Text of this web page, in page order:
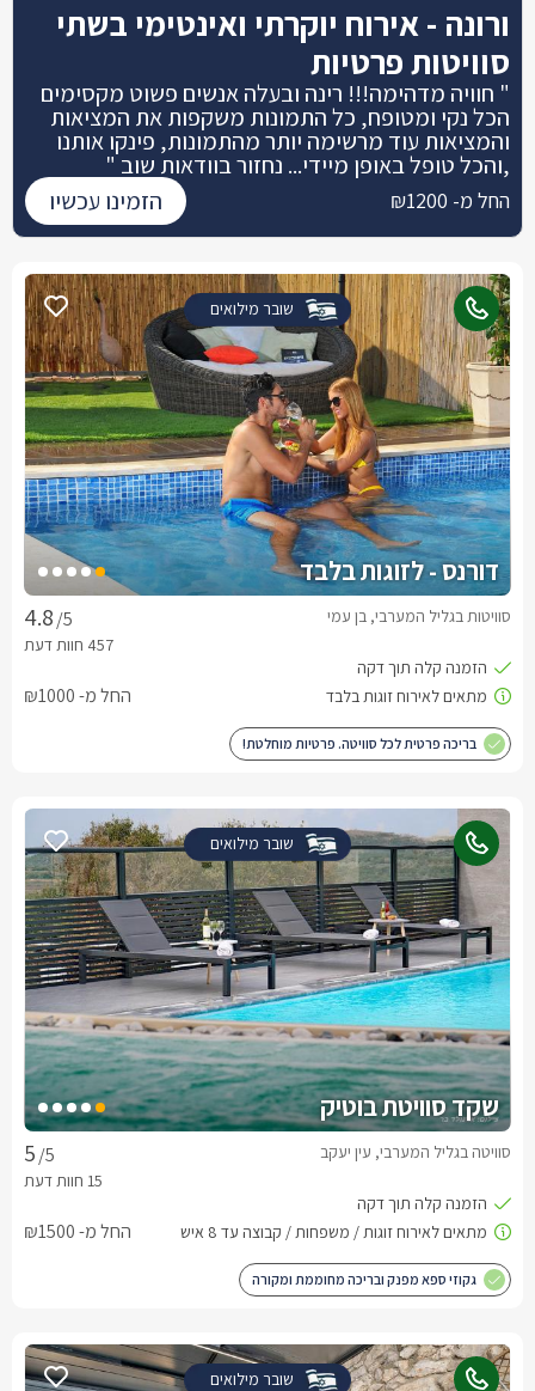
שובר מילואים
דורנס - לזוגות בלבד
/5 סוויטות בגליל המערבי, בן עמי
החל מ- ₪1000
בריכה פרטית לכל סוויטה. פרטיות מוחלטת!
שובר מילואים
שקד סוויטת בוטיק
/5 סוויטה בגליל המערבי, עין יעקב
החל מ- ₪1500
גקוזי ספא מפנק ובריכה מחוממת ומקורה
שובר מילואים
ורונה - אירוח יוקרתי ואינטימי בשתי
סוויטות פרטיות
" חוויה מדהימה!!! רינה ובעלה אנשים פשוט מקסימים
הכל נקי ומטופח, כל התמונות משקפות את המציאות
והמציאות עוד מרשימה יותר מהתמונות, פינקו אותנו
,והכל טופל באופן מיידי... נחזור בוודאות שוב "
החל מ- ₪1200 הזמינו עכשיו